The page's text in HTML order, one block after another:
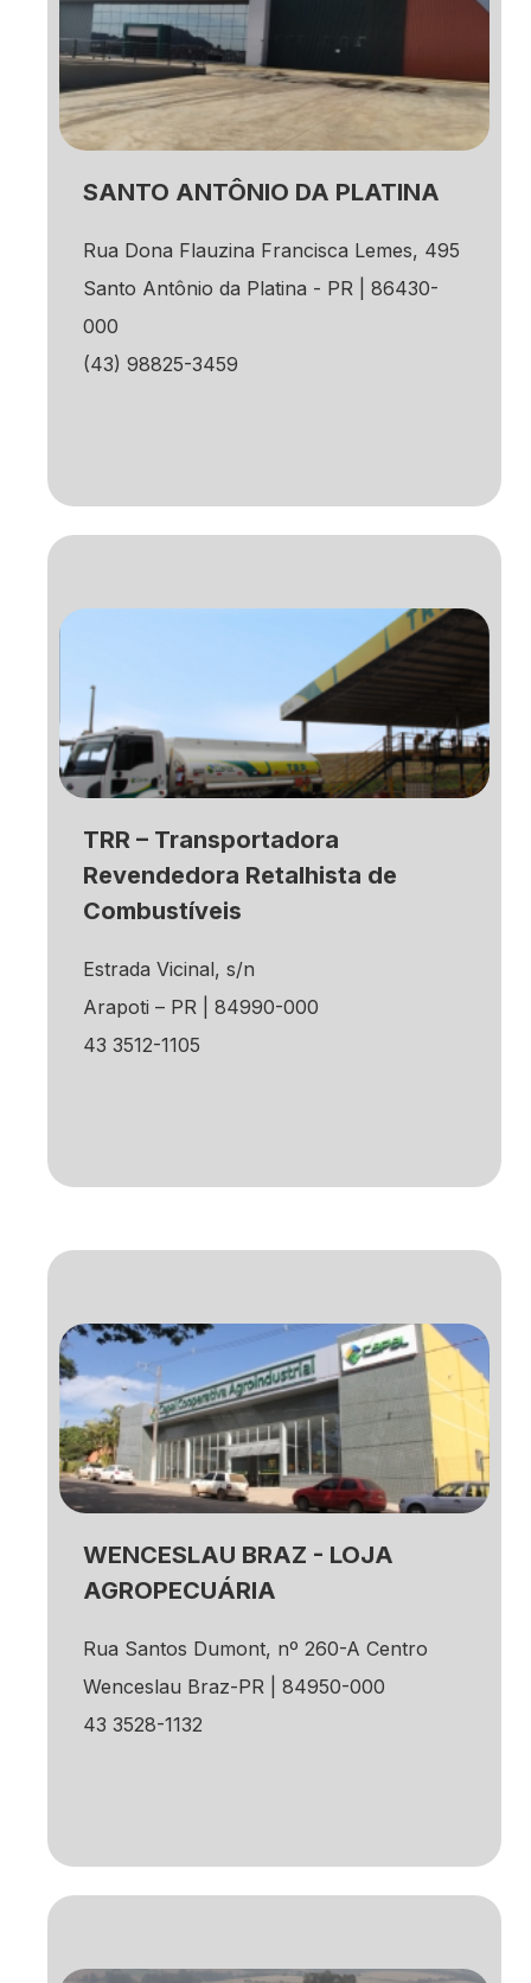
SANTO ANTÔNIO DA PLATINA
Rua Dona Flauzina Francisca Lemes, 495
Santo Antônio da Platina - PR | 86430-
000
(43) 98825-3459
TRR – Transportadora
Revendedora Retalhista de
Combustíveis
Estrada Vicinal, s/n
Arapoti – PR | 84990-000
43 3512-1105
WENCESLAU BRAZ - LOJA
AGROPECUÁRIA
Rua Santos Dumont, nº 260-A Centro
Wenceslau Braz-PR | 84950-000
43 3528-1132